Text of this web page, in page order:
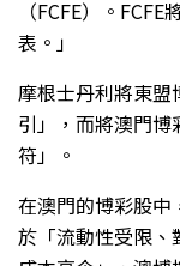
（FCFE）。
表。」
摩根士丹利將東盟
引」，而將澳門
符」。
在澳門的博彩股中
於「流動性受限、